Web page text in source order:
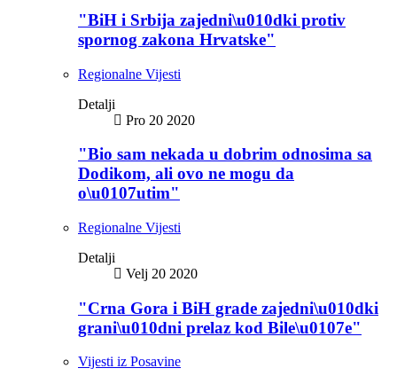
"BiH i Srbija zajedni\u010dki protiv
spornog zakona Hrvatske"
Regionalne Vijesti
Detalji
Pro 20 2020
"Bio sam nekada u dobrim odnosima sa
Dodikom, ali ovo ne mogu da
o\u0107utim"
Regionalne Vijesti
Detalji
Velj 20 2020
"Crna Gora i BiH grade zajedni\u010dki
grani\u010dni prelaz kod Bile\u0107e"
Vijesti iz Posavine